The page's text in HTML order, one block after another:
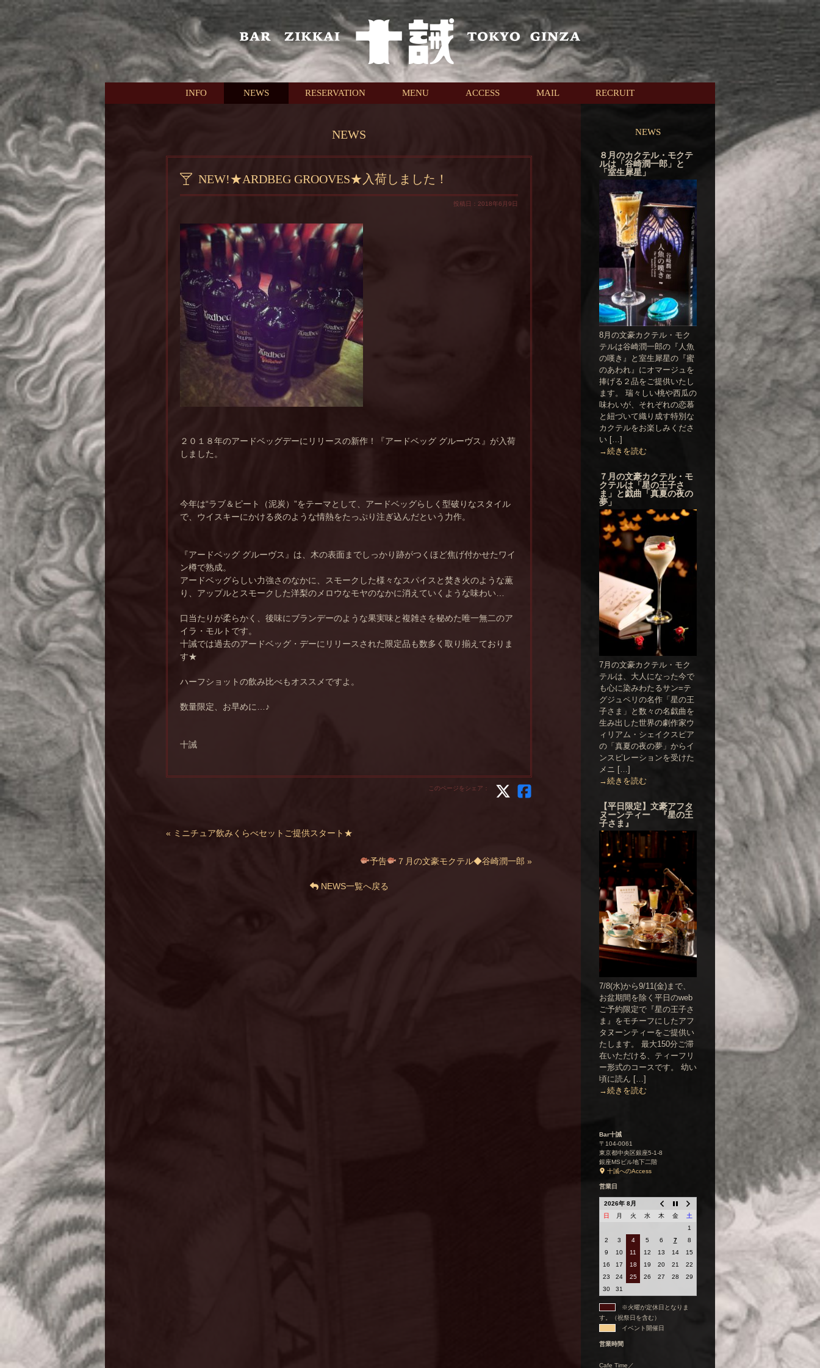
本文へスキップ
INFO NEWS RESERVATION MENU ACCESS MAIL RECRUIT
NEWS
NEW!★ARDBEG GROOVES★入荷しました！
投稿日：2018年6月9日
２０１８年のアードベッグデーにリリースの新作！『アードベッグ グルーヴス』が入荷
しました。
今年は“ラブ＆ピート（泥炭）”をテーマとして、アードベッグらしく型破りなスタイル
で、ウイスキーにかける炎のような情熱をたっぷり注ぎ込んだという力作。
『アードベッグ グルーヴス』は、木の表面までしっかり跡がつくほど焦げ付かせたワイ
ン樽で熟成。
アードベッグらしい力強さのなかに、スモークした様々なスパイスと焚き火のような薫
り、アップルとスモークした洋梨のメロウなモヤのなかに消えていくような味わい…
口当たりが柔らかく、後味にブランデーのような果実味と複雑さを秘めた唯一無二のア
イラ・モルトです。
十誡では過去のアードベッグ・デーにリリースされた限定品も数多く取り揃えておりま
す★
ハーフショットの飲み比べもオススメですよ。
数量限定、お早めに…♪
十誡
このページをシェア：
« ミニチュア飲みくらべセットご提供スタート★
予告 ７月の文豪モクテル◆谷崎潤一郎 »
NEWS一覧へ戻る
NEWS
８月のカクテル・モクテ
ルは「谷崎潤一郎」と
「室生犀星」
8月の文豪カクテル・モク
テルは谷崎潤一郎の『人魚
の嘆き』と室生犀星の『蜜
のあわれ』にオマージュを
捧げる２品をご提供いたし
ます。 瑞々しい桃や西瓜の
味わいが、それぞれの恋慕
と紐づいて織り成す特別な
カクテルをお楽しみくださ
い […]
→続きを読む
７月の文豪カクテル・モ
クテルは「星の王子さ
ま」と戯曲「真夏の夜の
夢」
7月の文豪カクテル・モク
テルは、大人になった今で
も心に染みわたるサン=テ
グジュペリの名作「星の王
子さま」と数々の名戯曲を
生み出した世界の劇作家ウ
ィリアム・シェイクスピア
の「真夏の夜の夢」からイ
ンスピレーションを受けた
メニ […]
→続きを読む
【平日限定】文豪アフタ
ヌーンティー 『星の王
子さま』
7/8(水)から9/11(金)まで、
お盆期間を除く平日のweb
ご予約限定で『星の王子さ
ま』をモチーフにしたアフ
タヌーンティーをご提供い
たします。 最大150分ご滞
在いただける、ティーフリ
ー形式のコースです。 幼い
頃に読ん […]
→続きを読む
Bar十誡
〒104-0061
東京都中央区銀座5-1-8
銀座MSビル地下二階
十誡へのAccess
営業日
2026年 8月
日
月 火 水 木 金
土
1
2
3 4 5 6 7
8
9
10 11 12 13 14
15
16
17 18 19 20 21
22
23
24 25 26 27 28
29
30
31
※火曜が定休日となりま
す。（祝祭日を含む）
イベント開催日
営業時間
Cafe Time／